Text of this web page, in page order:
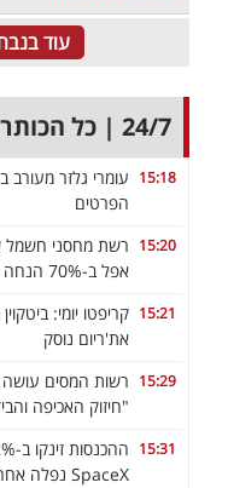
עוד
24/7 | כל הכותרות
15:18 עומרי גלזר מעורב
הפרטים
15:20 רשת מחסני חשמל
אפל ב-70% הנחה עד ה-10.8
15:21 קריפטו יומי:
את'ריום נוסק
15:29 רשות המסים
"חיזוק האכיפה
15:31
SpaceX נפלה אחרי הדוחות?